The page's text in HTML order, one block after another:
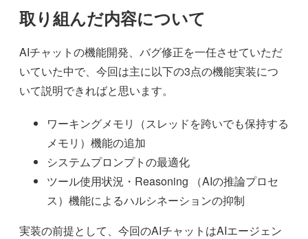
取り組んだ内容について
AIチャットの機能開発、バグ修正を一任させていただ
いていた中で、今回は主に以下の3点の機能実装につ
いて説明できればと思います。
ワーキングメモリ（スレッドを跨いでも保持する
メモリ）機能の追加
システムプロンプトの最適化
ツール使用状況・Reasoning （AIの推論プロセ
ス）機能によるハルシネーションの抑制
実装の前提として、今回のAIチャットはAIエージェン